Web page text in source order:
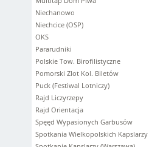
Niechanowo
Niechcice (OSP)
OKS
Pararudniki
Polskie Tow. Birofilistyczne
Pomorski Zlot Kol. Biletów
Puck (Festiwal Lotniczy)
Rajd Liczyrzepy
Rajd Orientacja
Spęęd Wypasionych Garbusów
Spotkania Wielkopolskich Kapslarzy